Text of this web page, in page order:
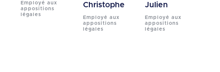
Employé aux
appositions
légales
Christophe
Employé aux
appositions
légales
Julien
Employé aux
appositions
légales